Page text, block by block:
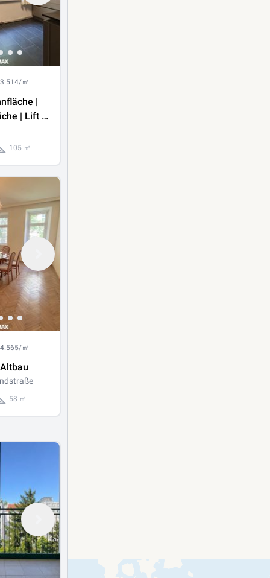
㎡
|
| Lift |
105 ㎡
㎡
58 ㎡